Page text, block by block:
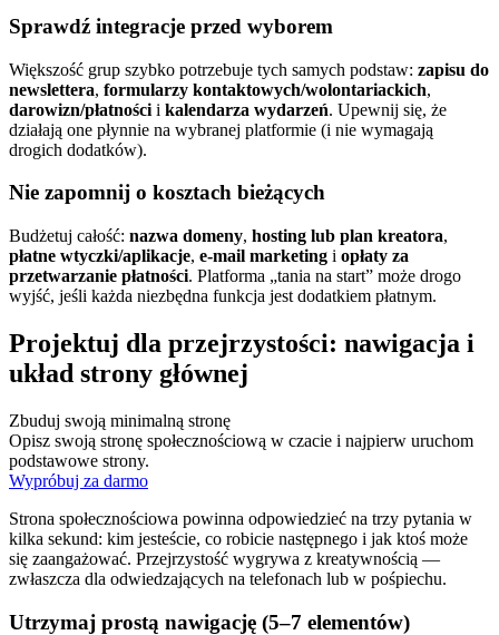
Sprawdź integracje przed wyborem
Większość grup szybko potrzebuje tych samych podstaw: zapisu do
newslettera, formularzy kontaktowych/wolontariackich,
darowizn/płatności i kalendarza wydarzeń. Upewnij się, że
działają one płynnie na wybranej platformie (i nie wymagają
drogich dodatków).
Nie zapomnij o kosztach bieżących
Budżetuj całość: nazwa domeny, hosting lub plan kreatora,
płatne wtyczki/aplikacje, e-mail marketing i opłaty za
przetwarzanie płatności. Platforma „tania na start” może drogo
wyjść, jeśli każda niezbędna funkcja jest dodatkiem płatnym.
Projektuj dla przejrzystości: nawigacja i
układ strony głównej
Zbuduj swoją minimalną stronę
Opisz swoją stronę społecznościową w czacie i najpierw uruchom
podstawowe strony.
Wypróbuj za darmo
Strona społecznościowa powinna odpowiedzieć na trzy pytania w
kilka sekund: kim jesteście, co robicie następnego i jak ktoś może
się zaangażować. Przejrzystość wygrywa z kreatywnością —
zwłaszcza dla odwiedzających na telefonach lub w pośpiechu.
Utrzymaj prostą nawigację (5–7 elementów)